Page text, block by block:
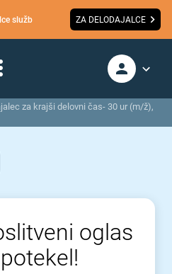
služb ZA DELODAJALCE
za krajši delovni čas- 30 ur (m/ž),
oglas